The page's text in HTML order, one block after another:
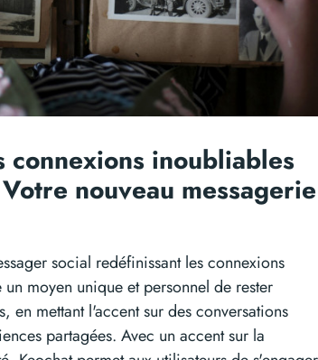
connexions inoubliables
nouveau messagerie
social redéfinissant les connexions
moyen unique et personnel de rester
en mettant l'accent sur des conversations
partagées. Avec un accent sur la